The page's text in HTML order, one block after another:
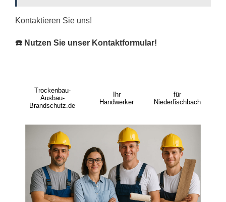
Kontaktieren Sie uns!
☎️ Nutzen Sie unser Kontaktformular!
Trockenbau-
Ausbau-
Brandschutz.de
Ihr
Handwerker
für
Niederfischbach